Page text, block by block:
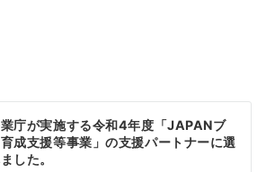
庁が実施する令和4年度「JAPANブ
成支援等事業」の支援パートナーに選
した。